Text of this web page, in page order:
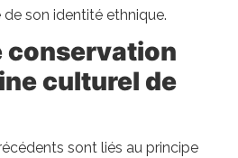
son identité ethnique.
conservation
culturel de
sont liés au principe